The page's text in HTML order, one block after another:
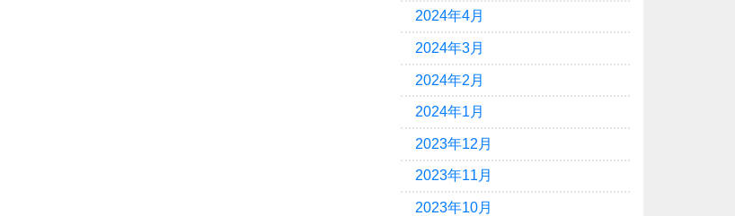
2024年4月
2024年3月
2024年2月
2024年1月
2023年12月
2023年11月
2023年10月